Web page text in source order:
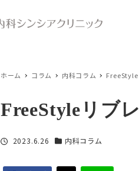
ホーム コラム 内科コラム FreeStyle
FreeStyleリブ
投稿日
2023.6.26
カテゴリー
内科コラム